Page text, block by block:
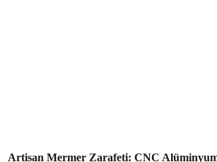
Artisan Mermer Zarafeti: CNC Alüminyum